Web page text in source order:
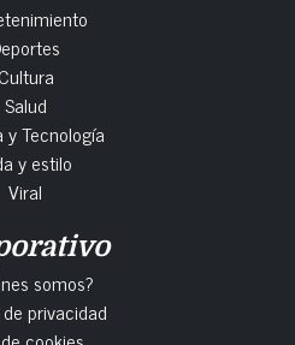
Cultura
Salud
y Tecnología
y estilo
Viral
somos?
privacidad